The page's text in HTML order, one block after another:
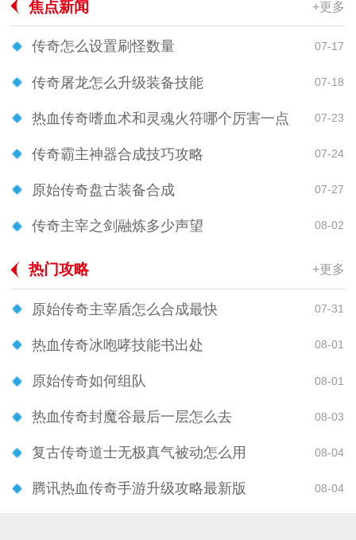
焦点新闻 +更多
传奇怎么设置刷怪数量 07-17
传奇屠龙怎么升级装备技能 07-18
热血传奇嗜血术和灵魂火符哪个厉害一点 07-23
传奇霸主神器合成技巧攻略 07-24
原始传奇盘古装备合成 07-27
传奇主宰之剑融炼多少声望 08-02
热门攻略 +更多
原始传奇主宰盾怎么合成最快 07-31
热血传奇冰咆哮技能书出处 08-01
原始传奇如何组队 08-01
热血传奇封魔谷最后一层怎么去 08-03
复古传奇道士无极真气被动怎么用 08-04
腾讯热血传奇手游升级攻略最新版 08-04